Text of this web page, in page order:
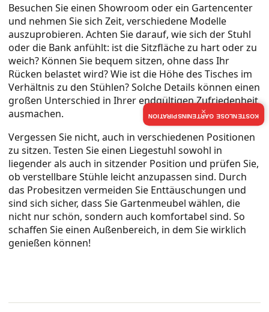
Besuchen Sie einen Showroom oder ein Gartencenter
und nehmen Sie sich Zeit, verschiedene Modelle
auszuprobieren. Achten Sie darauf, wie sich der Stuhl
oder die Bank anfühlt: ist die Sitzfläche zu hart oder zu
weich? Können Sie bequem sitzen, ohne dass Ihr
Rücken belastet wird? Wie ist die Höhe des Tisches im
Verhältnis zu den Stühlen? Solche Details können einen
großen Unterschied in Ihrer endgültigen Zufriedenheit
ausmachen.
Vergessen Sie nicht, auch in verschiedenen Positionen
zu sitzen. Testen Sie einen Liegestuhl sowohl in
liegender als auch in sitzender Position und prüfen Sie,
ob verstellbare Stühle leicht anzupassen sind. Durch
das Probesitzen vermeiden Sie Enttäuschungen und
sind sich sicher, dass Sie Gartenmeubel wählen, die
nicht nur schön, sondern auch komfortabel sind. So
schaffen Sie einen Außenbereich, in dem Sie wirklich
genießen können!
KOSTENLOSE GARTENINSPIRATION
×